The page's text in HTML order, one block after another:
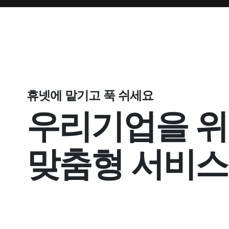
휴넷에 맡기고 푹 쉬세요
우리기업을
맞춤형 서비스